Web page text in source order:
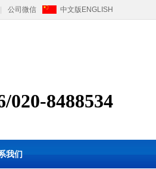
公司微信 中文版 ENGLISH
020-8488534
我们